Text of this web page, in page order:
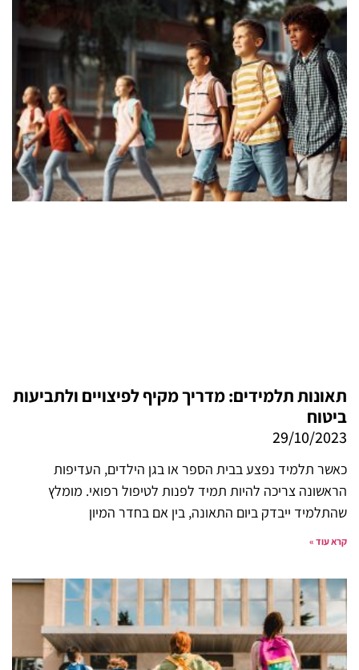
תאונות תלמידים: מדריך מקיף לפיצויים ולתביעות
ביטוח
29/10/2023
כאשר תלמיד נפצע בבית הספר או בגן הילדים, העדיפות
הראשונה צריכה להיות תמיד לפנות לטיפול רפואי. מומלץ
שהתלמיד ייבדק ביום התאונה, בין אם בחדר המיון
קרא עוד »